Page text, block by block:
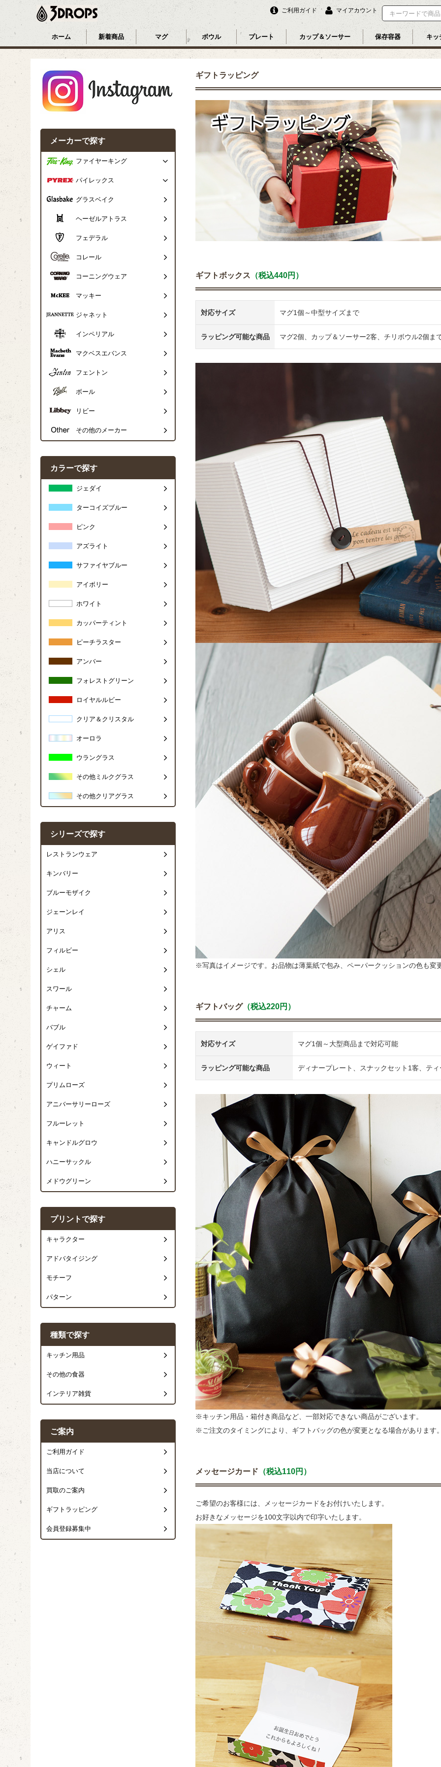
ご利用ガイド マイアカウント
ホーム 新着商品 マグ ボウル プレート カップ＆ソーサー 保存容器 キッ
ギフトラッピング
ギフトボックス （税込440円）
対応サイズ マグ1個～中型サイズまで
ラッピング可能な商品 マグ2個、カップ＆ソーサー2客、チリボウル2個ま
※写真はイメージです。お品物は薄葉紙で包み、ペーパークッションの色も変
ギフトバッグ（税込220円）
対応サイズ マグ1個～大型商品まで対応可能
ラッピング可能な商品 ディナープレート、スナックセット1客、テ
※キッチン用品・箱付き商品など、一部対応できない商品がございます。
※ご注文のタイミングにより、ギフトバッグの色が変更となる場合があります
メッセージカード （税込110円）
ご希望のお客様には、メッセージカードをお付けいたします。
お好きなメッセージを100文字以内で印字いたします。
メーカーで探す
ファイヤーキング
パイレックス
グラスベイク
ヘーゼルアトラス
フェデラル
コレール
コーニングウェア
マッキー
ジャネット
インペリアル
マクベスエバンス
フェントン
ボール
リビー
その他のメーカー
カラーで探す
ジェダイ
ターコイズブルー
ピンク
アズライト
サファイヤブルー
アイボリー
ホワイト
カッパーティント
ピーチラスター
アンバー
フォレストグリーン
ロイヤルルビー
クリア＆クリスタル
オーロラ
ウラングラス
その他ミルクグラス
その他クリアグラス
シリーズで探す
レストランウェア
キンバリー
ブルーモザイク
ジェーンレイ
アリス
フィルビー
シェル
スワール
チャーム
バブル
ゲイファド
ウィート
プリムローズ
アニバーサリーローズ
フルーレット
キャンドルグロウ
ハニーサックル
メドウグリーン
プリントで探す
キャラクター
アドバタイジング
モチーフ
パターン
種類で探す
キッチン用品
その他の食器
インテリア雑貨
ご案内
ご利用ガイド
当店について
買取のご案内
ギフトラッピング
会員登録募集中